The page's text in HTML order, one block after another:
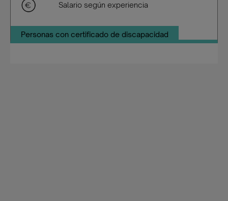
Salario según experiencia
Personas con certificado de discapacidad